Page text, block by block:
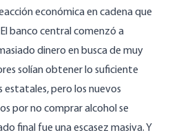
económica en cadena que
banco central comenzó a
dinero en busca de muy
solían obtener lo suficiente
estatales, pero los nuevos
por no comprar alcohol se
final fue una escasez masiva. Y